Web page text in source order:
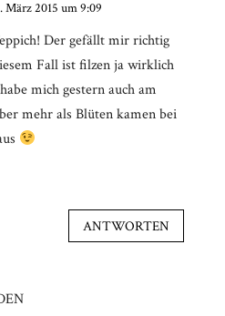
März 2015 um 9:09
Der gefällt mir richtig
Fall ist filzen ja wirklich
mich gestern auch am
mehr als Blüten kamen bei
ANTWORTEN